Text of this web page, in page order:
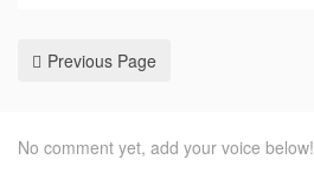
Previous Page
No comment yet, add your voice below!